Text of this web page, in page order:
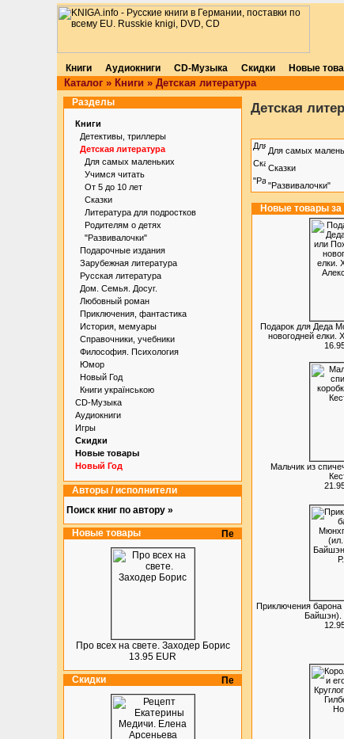
Книги Аудиокниги CD-Музыка Скидки Новые
Каталог » Книги » Детская литература
Разделы
Книги
Детективы, триллеры
Детская литература
Для самых маленьких
Учимся читать
От 5 до 10 лет
Сказки
Литература для подростков
Родителям о детях
"Развивалочки"
Подарочные издания
Зарубежная литература
Русская литература
Дом. Семья. Досуг.
Любовный роман
Приключения, фантастика
История, мемуары
Справочники, учебники
Философия. Психология
Юмор
Новый Год
Книги українською
CD-Музыка
Аудиокниги
Игры
Скидки
Новые товары
Новый Год
Авторы / исполнители
Поиск книг по автору »
Новые товары
Про всех на свете. Заходер Борис
13.95 EUR
Скидки
Детская
Для самых
Сказки
"Развивалочки"
Новые товары за
Подарок для Деда
новогодней елки.
Мальчик из
Приключения
Байшэн).